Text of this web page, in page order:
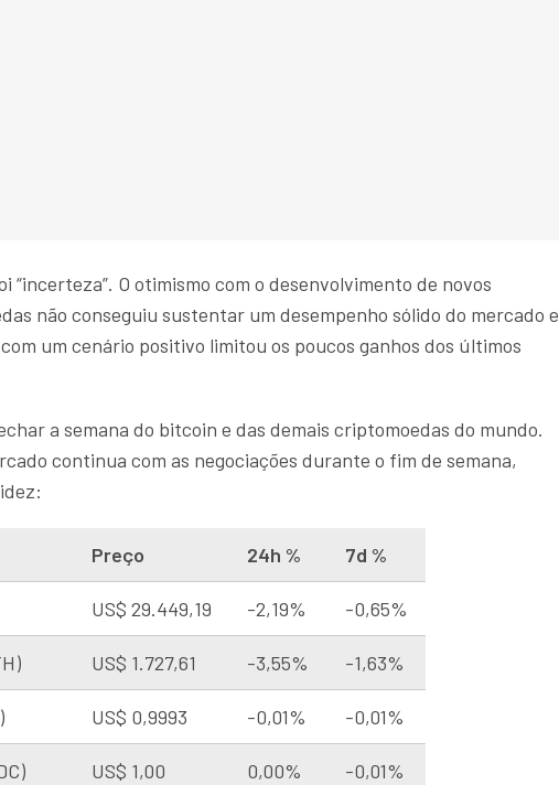
“incerteza”. O otimismo com o desenvolvimento de novos
não conseguiu sustentar um desempenho sólido do mercado e
um cenário positivo limitou os poucos ganhos dos últimos
a semana do bitcoin e das demais criptomoedas do mundo.
continua com as negociações durante o fim de semana,
Preço 24h % 7d %
US$ 29.449,19 -2,19% -0,65%
US$ 1.727,61 -3,55% -1,63%
US$ 0,9993 -0,01% -0,01%
US$ 1,00 0,00% -0,01%